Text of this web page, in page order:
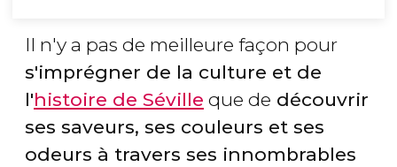
Il n'y a pas de meilleure façon pour
s'imprégner de la culture et de
l'histoire de Séville que de découvrir
ses saveurs, ses couleurs et ses
odeurs à travers ses innombrables